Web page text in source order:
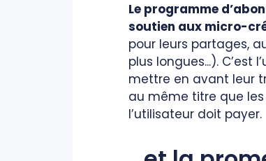
Le programme
soutien aux micro-
pour leurs partages,
plus longues...).
mettre en avant leur
au même titre que
l’utilisateur doit payer.